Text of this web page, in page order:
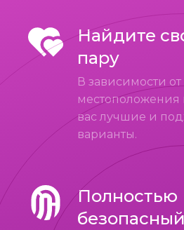
Найдите
пару
В зависимости
вас лучшие и
варианты.
Полностью